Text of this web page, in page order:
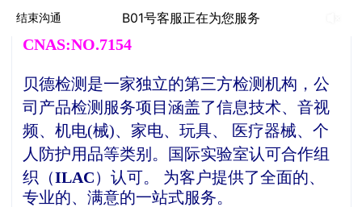
结束沟通 B01号客服正在为您服务
(www.szbeide.com)
CNAS:NO.7154
贝德检测是一家独立的第三方检测机构，公
司产品检测服务项目涵盖了信息技术、音视
频、机电(械)、家电、玩具、 医疗器械、个
人防护用品等类别。
国际实验室认可合作组
织（ILAC）认可。
为客户提供了全面的、
专业的、满意的一站式服务。